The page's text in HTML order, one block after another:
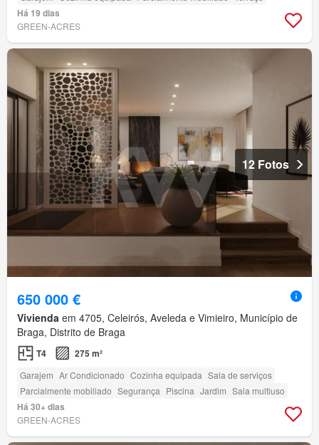
Há 19 dias
GREEN-ACRES
12 Fotos
650 000 €
Vivienda em 4705, Celeirós, Aveleda e Vimieiro, Município de
Braga, Distrito de Braga
T4 275 m²
Garajem Ar Condicionado Cozinha equipada Sala de serviços
Parcialmente mobiliado Segurança Piscina Jardim Sala multiuso
Há 30+ dias
GREEN-ACRES